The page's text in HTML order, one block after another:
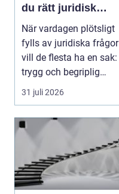
du rätt juridisk
hjälp
När vardagen plötsligt
fylls av juridiska frågor
vill de flesta ha en sak:
trygg och begriplig
hjälp...
31 juli 2026